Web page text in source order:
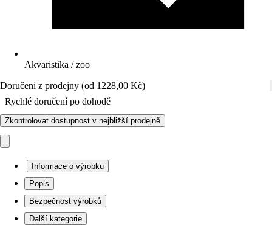
Akvaristika / zoo
Doručení z prodejny (od 1228,00 Kč)
Rychlé doručení po dohodě
Zkontrolovat dostupnost v nejbližší prodejně
Informace o výrobku
Popis
Bezpečnost výrobků
Další kategorie